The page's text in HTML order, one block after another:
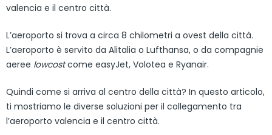
valencia e il centro città.
L’aeroporto si trova a circa 8 chilometri a ovest della città.
L’aeroporto è servito da Alitalia o Lufthansa, o da compagnie
aeree lowcostcome easyJet, Volotea e Ryanair.
Quindi come si arriva al centro della città? In questo articolo,
ti mostriamo le diverse soluzioni per il collegamento tra
l’aeroporto valencia e il centro città.